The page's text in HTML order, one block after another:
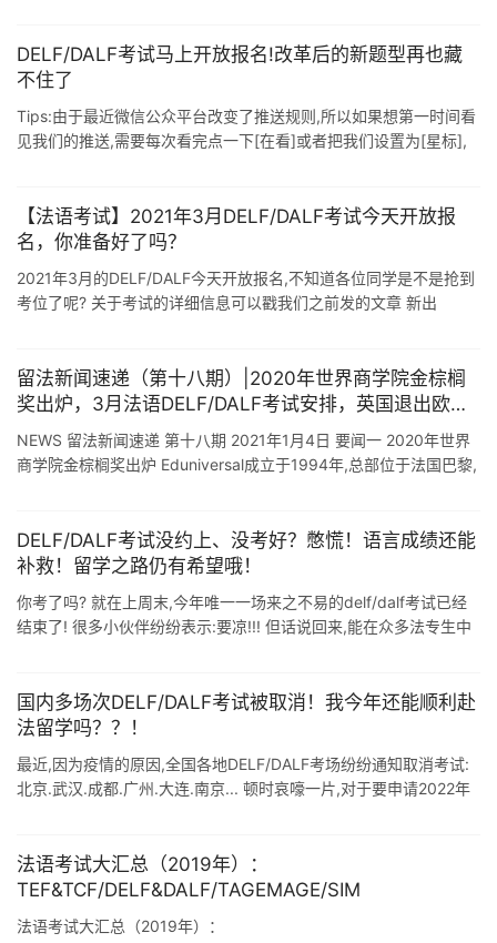
DELF/DALF考试马上开放报名!改革后的新题型再也藏
不住了
Tips:由于最近微信公众平台改变了推送规则,所以如果想第一时间看
见我们的推送,需要每次看完点一下[在看]或者把我们设置为[星标],
【法语考试】2021年3月DELF/DALF考试今天开放报
名，你准备好了吗？
2021年3月的DELF/DALF今天开放报名,不知道各位同学是不是抢到
考位了呢? 关于考试的详细信息可以戳我们之前发的文章 新出
留法新闻速递（第十八期）|2020年世界商学院金棕榈
奖出炉，3月法语DELF/DALF考试安排，英国退出欧盟
伊拉斯谟交换学习计划
NEWS 留法新闻速递 第十八期 2021年1月4日 要闻一 2020年世界
商学院金棕榈奖出炉 Eduniversal成立于1994年,总部位于法国巴黎,
DELF/DALF考试没约上、没考好？憋慌！语言成绩还能
补救！留学之路仍有希望哦！
你考了吗? 就在上周末,今年唯一一场来之不易的delf/dalf考试已经
结束了! 很多小伙伴纷纷表示:要凉!!! 但话说回来,能在众多法专生中
国内多场次DELF/DALF考试被取消！我今年还能顺利赴
法留学吗？？！
最近,因为疫情的原因,全国各地DELF/DALF考场纷纷通知取消考试:
北京.武汉.成都.广州.大连.南京... 顿时哀嚎一片,对于要申请2022年
法语考试大汇总（2019年）：
TEF&TCF/DELF&DALF/TAGEMAGE/SIM
法语考试大汇总（2019年）：